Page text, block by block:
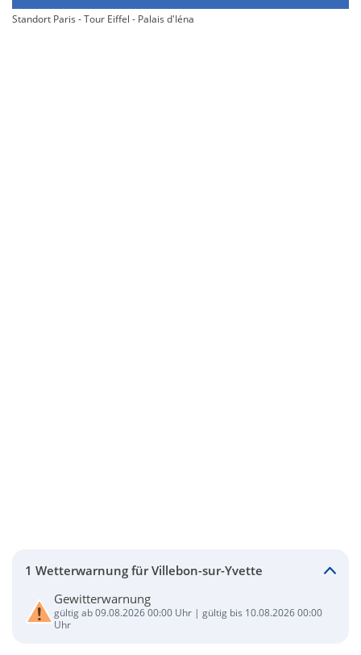
Standort Paris - Tour Eiffel - Palais d'Iéna
1 Wetterwarnung für Villebon-sur-Yvette
Gewitterwarnung
gültig ab 09.08.2026 00:00 Uhr | gültig bis 10.08.2026 00:00
Uhr